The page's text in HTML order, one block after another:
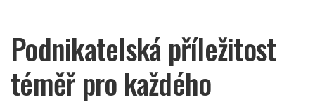
Podnikatelská příležitost
téměř pro každého